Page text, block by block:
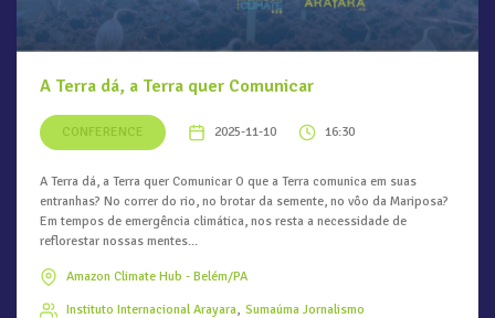
A Terra dá, a Terra quer Comunicar
CONFERENCE 2025-11-10 16:30
A Terra dá, a Terra quer Comunicar O que a Terra comunica em suas
entranhas? No correr do rio, no brotar da semente, no vôo da Mariposa?
Em tempos de emergência climática, nos resta a necessidade de
reflorestar nossas mentes...
Amazon Climate Hub - Belém/PA
Instituto Internacional Arayara Sumaúma Jornalismo